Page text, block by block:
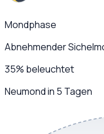
Mondphase
Abnehmender
35% beleuchtet
Neumond in 5 Tagen